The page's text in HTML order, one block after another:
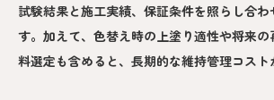
試験結果と施工実績、保証条件を照らし合
す。加えて、色替え時の上塗り適性や将来
料選定も含めると、長期的な維持管理コスト